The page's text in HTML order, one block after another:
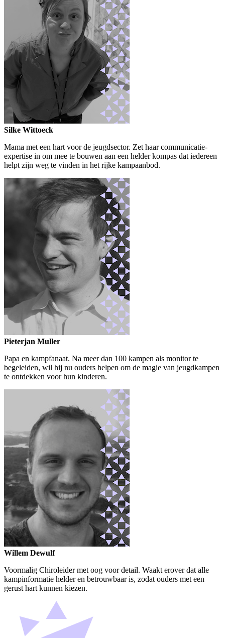
Silke Wittoeck
Mama met een hart voor de jeugdsector. Zet haar communicatie-
expertise in om mee te bouwen aan een helder kompas dat iedereen
helpt zijn weg te vinden in het rijke kampaanbod.
Pieterjan Muller
Papa en kampfanaat. Na meer dan 100 kampen als monitor te
begeleiden, wil hij nu ouders helpen om de magie van jeugdkampen
te ontdekken voor hun kinderen.
Willem Dewulf
Voormalig Chiroleider met oog voor detail. Waakt erover dat alle
kampinformatie helder en betrouwbaar is, zodat ouders met een
gerust hart kunnen kiezen.